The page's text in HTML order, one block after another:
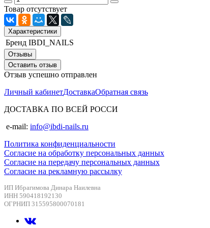
Товар отсутствует
Характеристики
Бренд IBDI_NAILS
Отзывы
Оставить отзыв
Отзыв успешно отправлен
Личный кабинетДоставкаОбратная связь
ДОСТАВКА ПО ВСЕЙ РОССИ
e-mail: info@ibdi-nails.ru
Политика конфиденциальности
Согласие на обработку персональных данных
Согласие на передачу персональных данных
Согласие на рекламную рассылку
ИП Ибрагимова Динара Наилевна
ИНН 590418192130
ОГРНИП 315595800070181